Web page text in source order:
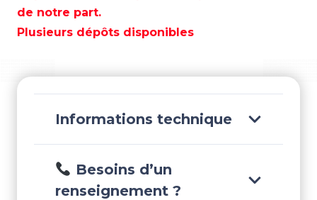
–
MAS35526
de notre part.
Plusieurs dépôts disponibles
Informations technique
Besoins d’un
renseignement ?